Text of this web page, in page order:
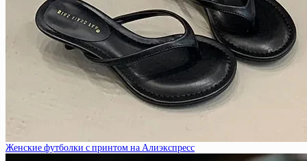
Женские футболки с принтом на Алиэкспресс